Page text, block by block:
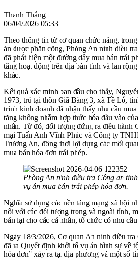
Thanh Thắng
06/04/2026 05:33
Theo thông tin từ cơ quan chức năng,
án được phân công, Phòng An ninh điều
đã phát hiện một đường dây mua bán trái
tăng hoạt động trên địa bàn tỉnh và lan
khác.
Kết quả xác minh ban đầu cho thấy,
1973, trú tại thôn Giã Bàng 3, xã Tề Lỗ,
trình kinh doanh đã nhận thấy nhu cầu
tăng khống nhằm hợp thức hóa đầu vào
nhân. Từ đó, đối tượng đứng ra điều hành
mại Tuấn Anh Vĩnh Phúc và Công ty
Trường An, đồng thời lợi dụng các mối
mua bán hóa đơn trái phép.
Phòng An ninh điều tra Công an
vụ án mua bán trái phép hóa đơn.
Nghĩa sử dụng các nền tảng mạng xã hội
nối với các đối tượng trong và ngoài tỉnh,
bán lại cho các cá nhân, tổ chức có nhu
Ngày 18/3/2026, Cơ quan An ninh điều tra
đã ra Quyết định khởi tố vụ án hình sự về
hóa đơn” xảy ra tại địa phương và một số